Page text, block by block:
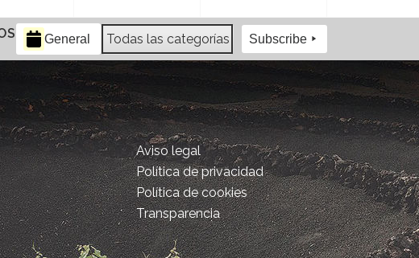
General Todas las categorías Subscribe
Aviso legal
Política de privacidad
Política de cookies
Transparencia